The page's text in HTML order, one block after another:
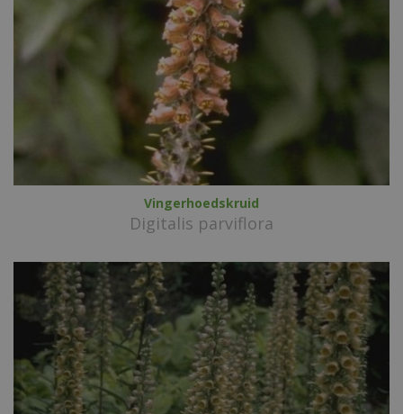
Vingerhoedskruid
Digitalis parviflora